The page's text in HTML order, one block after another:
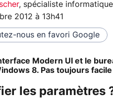
, spécialiste informatique
2012 à 13h41
nous en favori Google
Modern UI et le
8. Pas toujours
les paramètres